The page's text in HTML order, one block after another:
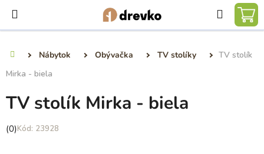
obsah
Hľadať
Nábytok Obývačka TV stolíky
TV stolík
Mirka - biela
TV stolík Mirka - biela
Priemerné
(0) 23928